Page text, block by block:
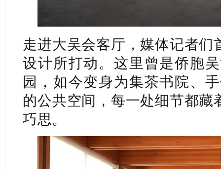
走进大吴会客厅，媒体记者们
设计所打动。这里曾是侨胞
园，如今变身为集茶书院、
的公共空间，每一处细节都藏
巧思。